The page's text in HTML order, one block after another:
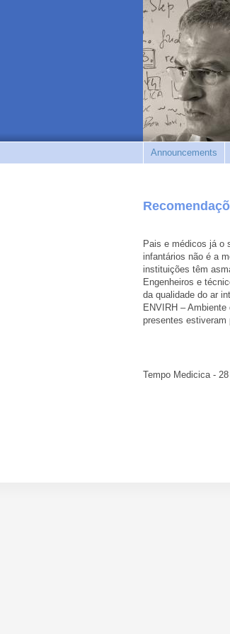
Announcements
Pais e médicos já o
infantários não é a
instituições têm
Engenheiros e
da qualidade do ar
ENVIRH –
presentes estiveram
Tempo Medicica -